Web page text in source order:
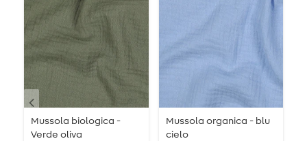
Mussola biologica -
Verde oliva
Mussola organica - blu
cielo